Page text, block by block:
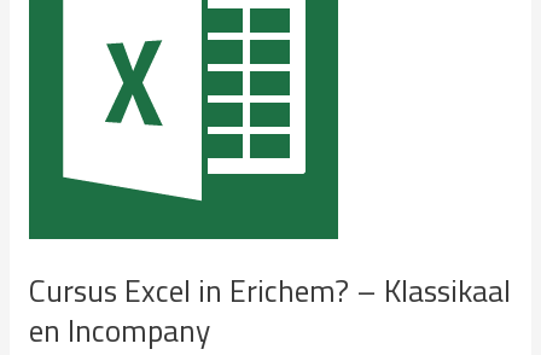
Incompany
Cursus Excel in Erichem? – Klassikaal
en Incompany